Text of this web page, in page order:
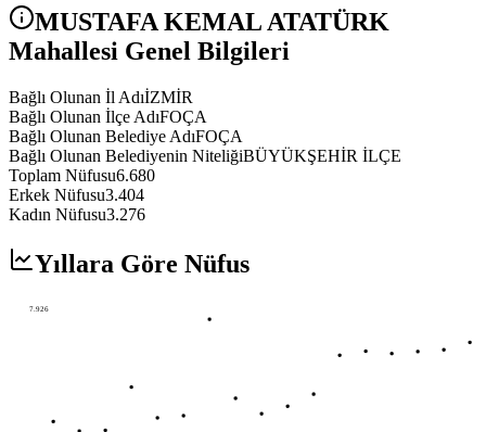
MUSTAFA KEMAL ATATÜRK
Mahallesi Genel Bilgileri
Bağlı Olunan İl AdıİZMİR
Bağlı Olunan İlçe AdıFOÇA
Bağlı Olunan Belediye AdıFOÇA
Bağlı Olunan Belediyenin NiteliğiBÜYÜKŞEHİR İLÇE
Toplam Nüfusu6.680
Erkek Nüfusu3.404
Kadın Nüfusu3.276
Yıllara Göre Nüfus
7.926